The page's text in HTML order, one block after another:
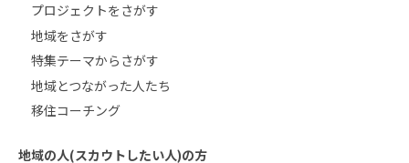
プロジェクトをさがす
地域をさがす
特集テーマからさがす
地域とつながった人たち
移住コーチング
地域の人(スカウトしたい人)の方